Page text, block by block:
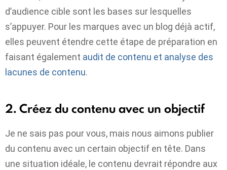
d’audience cible sont les bases sur lesquelles
s’appuyer. Pour les marques avec un blog déjà actif,
elles peuvent étendre cette étape de préparation en
faisant également audit de contenu et analyse des
lacunes de contenu.
2. Créez du contenu avec un objectif
Je ne sais pas pour vous, mais nous aimons publier
du contenu avec un certain objectif en tête. Dans
une situation idéale, le contenu devrait répondre aux